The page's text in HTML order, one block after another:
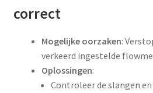
correct
Mogelijke oorzaken:
verkeerd ingestelde
Oplossingen:
Controleer de slangen